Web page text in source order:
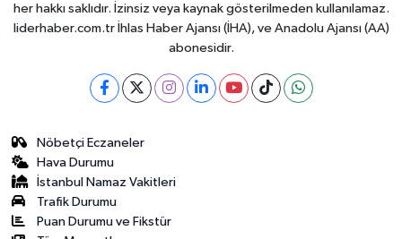
her hakkı saklıdır. İzinsiz veya kaynak gösterilmeden kullanılamaz.
liderhaber.com.tr İhlas Haber Ajansı (İHA), ve Anadolu Ajansı (AA)
abonesidir.
Nöbetçi Eczaneler
Hava Durumu
İstanbul Namaz Vakitleri
Trafik Durumu
Puan Durumu ve Fikstür